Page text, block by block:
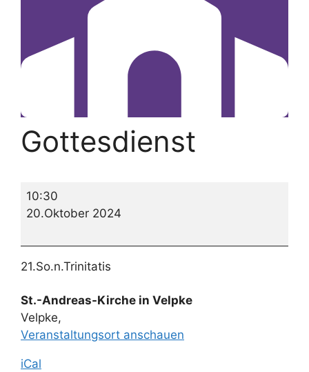
Gottesdienst
Gottesdienst
10:30
20.Oktober 2024
21.So.n.Trinitatis
St.-Andreas-Kirche in Velpke
Velpke,
Veranstaltungsort anschauen
iCal